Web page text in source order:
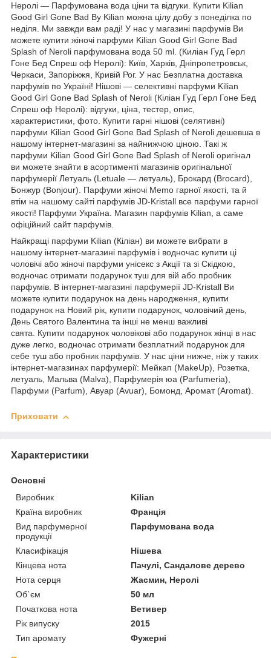
Неролі ― Парфумована вода ціни та відгуки. Купити Kilian
Good Girl Gone Bad By Kilian можна цілу добу з понеділка по
неділя. Ми завжди вам раді! У нас у магазині парфумів Ви
можете купити жіночі парфуми Kilian Good Girl Gone Bad
Splash of Neroli парфумована вода 50 ml. (Киліан Гуд Герл
Гоне Бед Спреш оф Неролі): Київ, Харків, Дніпропетровськ,
Черкаси, Запоріжжя, Кривій Рог. У нас Безплатна доставка
парфумів по Україні! Нішові — селективні парфуми Kilian
Good Girl Gone Bad Splash of Neroli (Кіліан Гуд Герл Гоне Бед
Спреш оф Неролі): відгуки, ціна, тестер, опис,
характеристики, фото. Купити гарні нішові (селятивні)
парфуми Kilian Good Girl Gone Bad Splash of Neroli дешевша в
нашому інтернет-магазині за найнижчою ціною. Такі ж
парфуми Kilian Good Girl Gone Bad Splash of Neroli оригінал
ви можете знайти в асортименті магазинів оригінальної
парфумерії Летуаль (Letuale — летуаль), Брокард (Brocard),
Бонжур (Bonjour). Парфуми жіночі Memo гарної якості, та й
втім на нашому сайті парфумів JD-Kristall все парфуми гарної
якості! Парфуми Україна. Магазин парфумів Kilian, а саме
офіційний сайт парфумів.
Найкращі парфуми Kilian (Кіліан) ви можете вибрати в
нашому інтернет-магазині парфумів і водночас купити ці
чоловічі або жіночі парфуми унісекс з Акції та зі Скідкою,
водночас отримати подарунок туш для вій або пробник
парфумів. В інтернет-магазині парфумерії JD-Kristall Ви
можете купити подарунок на день народження, купити
подарунок на Новий рік, купити подарунок, чоловічий день,
День Святого Валентина та інші не менш важливі
свята. Купити подарунок чоловікові або подарунок жінці в нас
дуже легко, водночас отримати безплатний подарунок для
себе туш або пробник парфумів. У нас ціни нижче, ніж у таких
інтернет-магазинах парфумерії: Мейкап (MakeUp), Розетка,
летуаль, Мальва (Malva), Парфумерія юа (Parfumeria),
Парфуми (Parfum), Авуар (Avuar), Бомонд, Аромат (Aromat).
Приховати
Характеристики
Основні
Виробник
Kilian
Країна виробник
Франція
Вид парфумерної
продукції
Парфумована вода
Класифікація
Нішева
Кінцева нота
Пачулі, Сандалове дерево
Нота серця
Жасмин, Неролі
Об`єм
50 мл
Початкова нота
Ветивер
Рік випуску
2015
Тип аромату
Фужерні